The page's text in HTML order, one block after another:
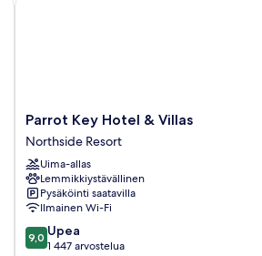
Parrot
Key
Hotel
&
Villas
Northside
Resort
Parrot Key Hotel & Villas
Northside Resort
Uima-allas
Lemmikkiystävällinen
Pysäköinti saatavilla
Ilmainen Wi-Fi
9.0
kautta
9,0 Upea
1 447 arvostelua